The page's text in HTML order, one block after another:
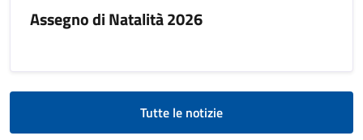
Assegno di Natalità 2026
Tutte le notizie